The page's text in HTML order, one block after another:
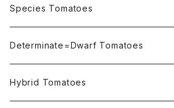
OSU INDIGO Series
Not OSU Blue Tomatoes
Species Tomatoes
Determinate=Dwarf Tomatoes
Micro Determinate 10cm~30cm
Hybrid Tomatoes